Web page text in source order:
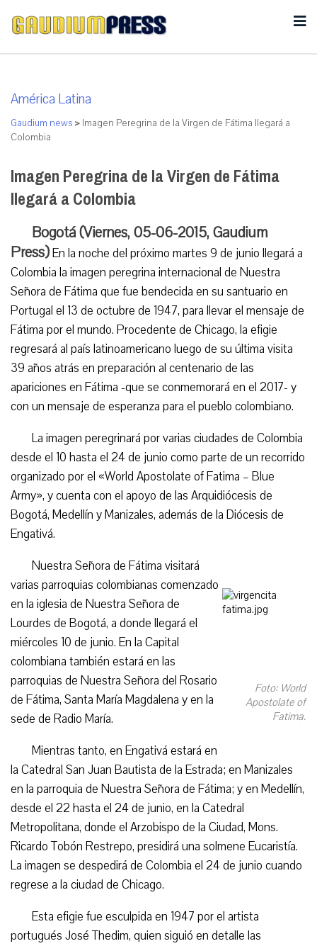
América Latina
Gaudium news > Imagen Peregrina de la Virgen de Fátima llegará a
Colombia
Imagen Peregrina de la Virgen de Fátima
llegará a Colombia
Bogotá (Viernes, 05-06-2015, Gaudium
Press)En la noche del próximo martes 9 de junio llegará a
Colombia la imagen peregrina internacional de Nuestra
Señora de Fátima que fue bendecida en su santuario en
Portugal el 13 de octubre de 1947, para llevar el mensaje de
Fátima por el mundo. Procedente de Chicago, la efigie
regresará al país latinoamericano luego de su última visita
39 años atrás en preparación al centenario de las
apariciones en Fátima -que se conmemorará en el 2017- y
con un mensaje de esperanza para el pueblo colombiano.
La imagen peregrinará por varias ciudades de Colombia
desde el 10 hasta el 24 de junio como parte de un recorrido
organizado por el «World Apostolate of Fatima – Blue
Army», y cuenta con el apoyo de las Arquidiócesis de
Bogotá, Medellín y Manizales, además de la Diócesis de
Engativá.
Foto: World
Apostolate of
Fatima.
Nuestra Señora de Fátima visitará
varias parroquias colombianas comenzado
en la iglesia de Nuestra Señora de
Lourdes de Bogotá, a donde llegará el
miércoles 10 de junio. En la Capital
colombiana también estará en las
parroquias de Nuestra Señora del Rosario
de Fátima, Santa María Magdalena y en la
sede de Radio María.
Mientras tanto, en Engativá estará en
la Catedral San Juan Bautista de la Estrada; en Manizales
en la parroquia de Nuestra Señora de Fátima; y en Medellín,
desde el 22 hasta el 24 de junio, en la Catedral
Metropolitana, donde el Arzobispo de la Ciudad, Mons.
Ricardo Tobón Restrepo, presidirá una solmene Eucaristía.
La imagen se despedirá de Colombia el 24 de junio cuando
regrese a la ciudad de Chicago.
Esta efigie fue esculpida en 1947 por el artista
portugués José Thedim, quien siguió en detalle las